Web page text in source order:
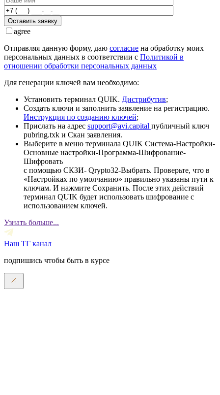
Оставить заявку
agree
Отправляя данную форму, даю согласие на обработку моих
персональных данных в соответствии с Политикой в
отношении обработки персональных данных
Для генерации ключей вам необходимо:
Установить терминал QUIK. Дистрибутив;
Создать ключи и заполнить заявление на регистрацию.
Инструкция по созданию ключей;
Прислать на адрес support@avi.capital публичный ключ
pubring.txk и Скан заявления.
Выберите в меню терминала QUIK Система-Настройки-
Основные настройки-Программа-Шифрование-
Шифровать
с помощью СКЗИ- Qrypto32-Выбрать. Проверьте, что в
«Настройках по умолчанию» правильно указаны пути к
ключам. И нажмите Сохранить. После этих действий
терминал QUIK будет использовать шифрование с
использованием ключей.
Узнать больше...
Наш ТГ канал
подпишись чтобы быть в курсе